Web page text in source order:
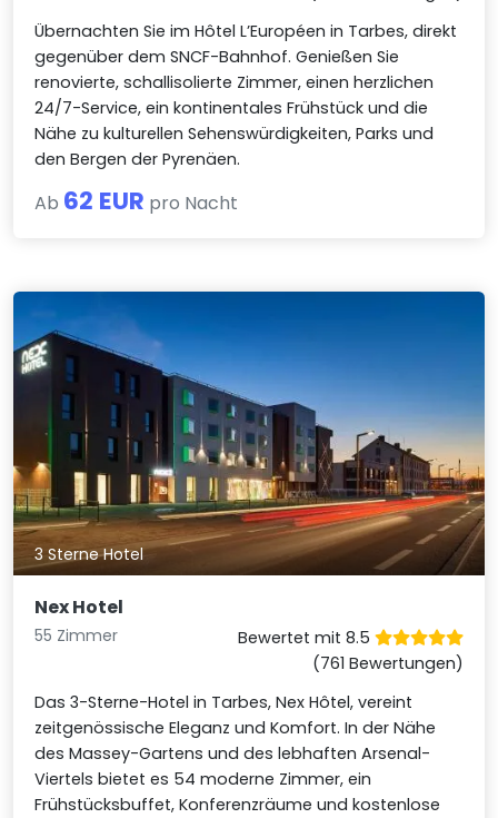
Übernachten Sie im Hôtel L’Européen in Tarbes, direkt
gegenüber dem SNCF-Bahnhof. Genießen Sie
renovierte, schallisolierte Zimmer, einen herzlichen
24/7-Service, ein kontinentales Frühstück und die
Nähe zu kulturellen Sehenswürdigkeiten, Parks und
den Bergen der Pyrenäen.
Ab 62 EUR pro Nacht
3 Sterne Hotel
Nex Hotel
55 Zimmer
Bewertet mit 8.5
(761 Bewertungen)
Das 3-Sterne-Hotel in Tarbes, Nex Hôtel, vereint
zeitgenössische Eleganz und Komfort. In der Nähe
des Massey-Gartens und des lebhaften Arsenal-
Viertels bietet es 54 moderne Zimmer, ein
Frühstücksbuffet, Konferenzräume und kostenlose